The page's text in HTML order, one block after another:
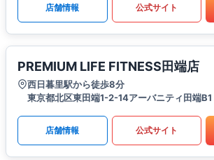
店舗情報 公式サイト
PREMIUM LIFE FITNESS田端店
西日暮里駅から徒歩8分
東京都北区東田端1-2-14アーバニティ田端B1
店舗情報 公式サイト